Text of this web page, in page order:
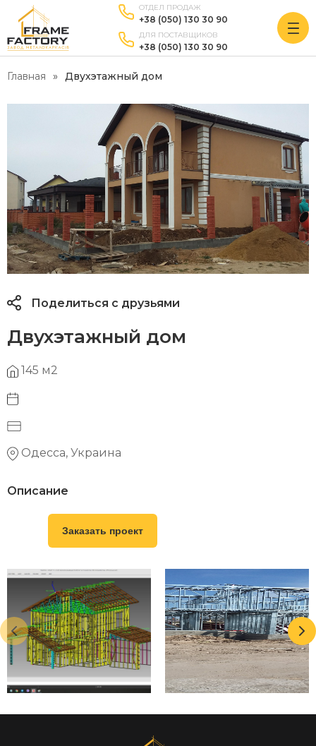
ОТДЕЛ ПРОДАЖ
+38 (050) 130 30 90
ДЛЯ ПОСТАВЩИКОВ
+38 (050) 130 30 90
Главная Двухэтажный дом
Поделиться с друзьями
Двухэтажный дом
145 м2
Одесса, Украина
Описание
Заказать проект